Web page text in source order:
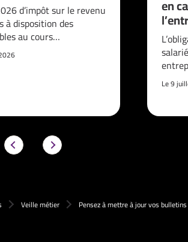
d’impôt sur le revenu
à disposition des
au cours…
en
Le 9
Veille métier Pensez à mettre à jour vos